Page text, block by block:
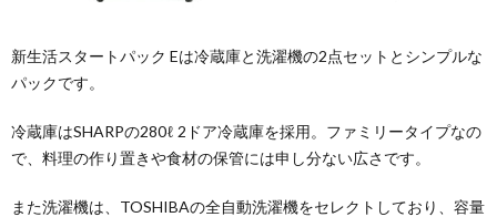
新生活スタートパック Eは冷蔵庫と洗濯機の2点セットとシンプルな
パックです。
冷蔵庫はSHARPの280ℓ 2ドア冷蔵庫を採用。ファミリータイプなの
で、料理の作り置きや食材の保管には申し分ない広さです。
また洗濯機は、TOSHIBAの全自動洗濯機をセレクトしており、容量